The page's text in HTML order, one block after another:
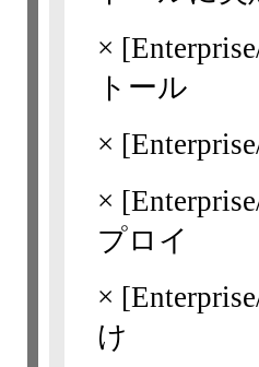
×
トール
×
×
プロイ
×
け